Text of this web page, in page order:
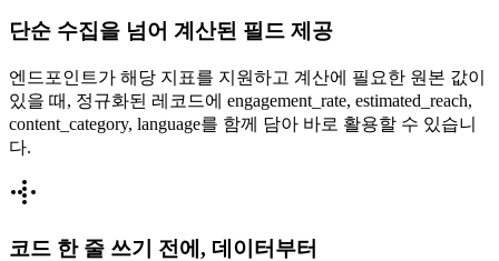
단순 수집을 넘어 계산된 필드 제공
엔드포인트가 해당 지표를 지원하고 계산에 필요한 원본 값이
있을 때, 정규화된 레코드에 engagement_rate, estimated_reach,
content_category, language를 함께 담아 바로 활용할 수 있습니
다.
코드 한 줄 쓰기 전에, 데이터부터